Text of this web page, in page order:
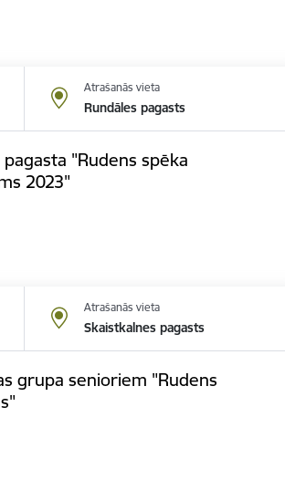
Atrašanās vieta
Rundāles pagasts
pagasta "Rudens spēka
2023"
Atrašanās vieta
Skaistkalnes pagasts
grupa senioriem "Rudens